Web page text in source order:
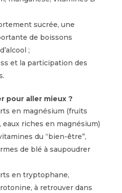
sucrée, une
de boissons
;
et la participation des
pour aller mieux ?
en magnésium (fruits
eaux riches en magnésium)
du “bien-être”,
de blé à saupoudrer
en tryptophane,
à retrouver dans